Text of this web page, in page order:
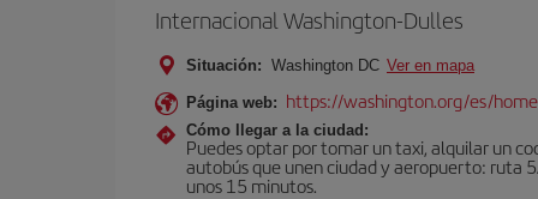
Internacional Washington-Dulles
Situación: Washington DC Ver en mapa
Página web: https://washington.org/es/
Cómo llegar a la ciudad:
Puedes optar por tomar un taxi, alquilar un
autobús que unen ciudad y aeropuerto: ruta
unos 15 minutos.